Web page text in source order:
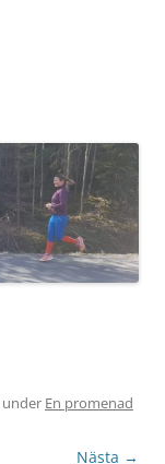
under En promenad
Nästa →